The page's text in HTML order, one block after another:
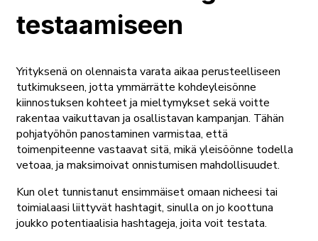
testaamiseen
Yrityksenä on olennaista varata aikaa perusteelliseen
tutkimukseen, jotta ymmärrätte kohdeyleisönne
kiinnostuksen kohteet ja mieltymykset sekä voitte
rakentaa vaikuttavan ja osallistavan kampanjan. Tähän
pohjatyöhön panostaminen varmistaa, että
toimenpiteenne vastaavat sitä, mikä yleisöönne todella
vetoaa, ja maksimoivat onnistumisen mahdollisuudet.
Kun olet tunnistanut ensimmäiset omaan nicheesi tai
toimialaasi liittyvät hashtagit, sinulla on jo koottuna
joukko potentiaalisia hashtageja, joita voit testata.